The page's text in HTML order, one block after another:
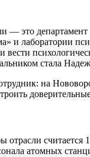
— это
и лаборатории
стала
на
отрасли
атомных